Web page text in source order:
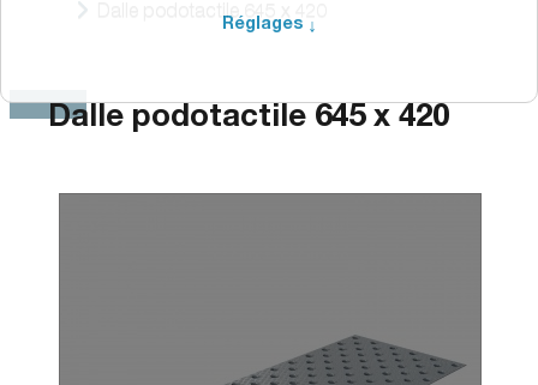
Dalle podotactile 645 x 420
Dalle podotactile 645 x 420